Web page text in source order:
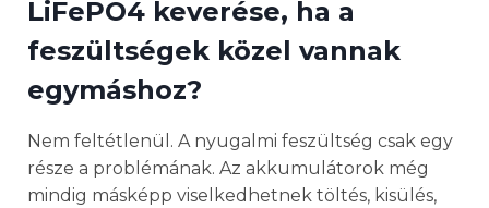
LiFePO4 keverése, ha a
feszültségek közel vannak
egymáshoz?
Nem feltétlenül. A nyugalmi feszültség csak egy
része a problémának. Az akkumulátorok még
mindig másképp viselkedhetnek töltés, kisülés,